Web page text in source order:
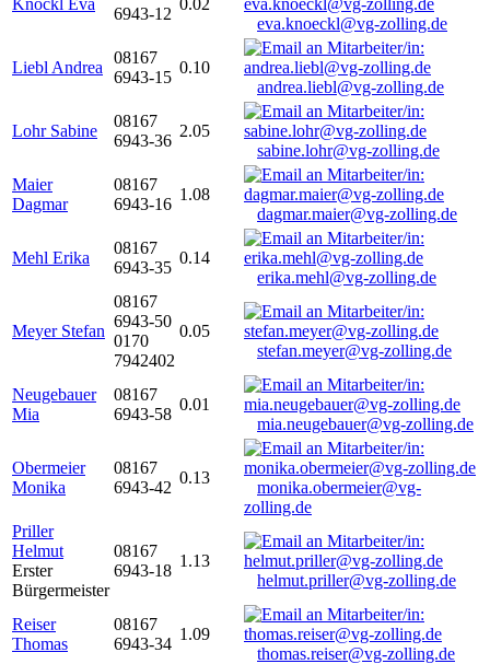
Knöckl Eva
6943-12
0.02
eva.knoeckl@vg-zolling.de
Liebl Andrea
08167
6943-15
0.10
andrea.liebl@vg-zolling.de
Lohr Sabine
08167
6943-36
2.05
sabine.lohr@vg-zolling.de
Maier
Dagmar
08167
6943-16
1.08
dagmar.maier@vg-zolling.de
Mehl Erika
08167
6943-35
0.14
erika.mehl@vg-zolling.de
Meyer Stefan
08167
6943-50
0170
7942402
0.05
stefan.meyer@vg-zolling.de
Neugebauer
Mia
08167
6943-58
0.01
mia.neugebauer@vg-zolling.de
Obermeier
Monika
08167
6943-42
0.13
monika.obermeier@vg-
zolling.de
Priller
Helmut
Erster
Bürgermeister
08167
6943-18
1.13
helmut.priller@vg-zolling.de
Reiser
Thomas
08167
6943-34
1.09
thomas.reiser@vg-zolling.de